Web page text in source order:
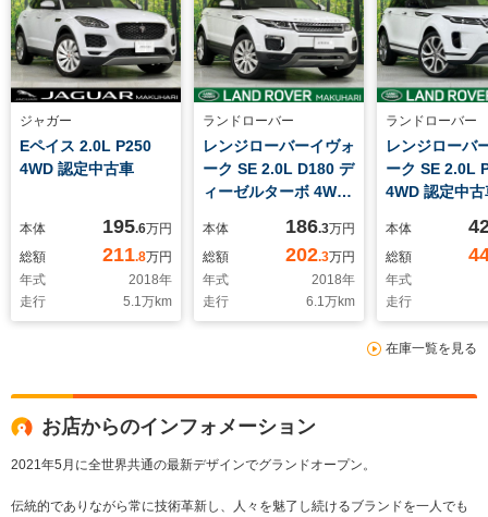
ジャガー
Eペイス 2.0L P250
4WD 認定中古車
本体 195.6万円
総額
211.8万円
年式
2018年
走行
5.1万km
ランドローバー
レンジローバーイヴォ
ーク SE 2.0L D180 デ
ィーゼルターボ 4WD
MERIDIANサウンド
電動テールゲート サ
ラウンドカメラ パド
ルシフト フロントフ
ォグランプ 純正19
本体 186.3万円
総額
202.3万円
年式
2018年
走行
6.1万km
ランドローバー
レンジローバ
ーク SE 2.0L
4WD 認定中
フ フロント
ーター シー
リ 純正21イ
ルミホイール
ティブクルー
ロール キー
本体
総額
年式
走行
在庫一覧を見る
お店からのインフォメーション
2021年5月に全世界共通の最新デザインでグランドオープン。
伝統的でありながら常に技術革新し、人々を魅了し続けるブランドを一人でも